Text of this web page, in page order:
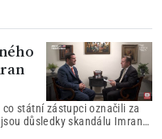
už ti zeď sahá k pasu a
státní zástupci označili za
důsledky skandálu Imran